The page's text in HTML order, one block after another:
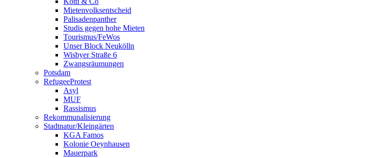
Mietenvolksentscheid
Palisadenpanther
Studis gegen hohe Mieten
Tourismus/FeWos
Unser Block Neukölln
Wisbyer Straße 6
Zwangsräumungen
Potsdam
RefugeeProtest
Asyl
MUF
Rassismus
Rekommunalisierung
Stadtnatur/Kleingärten
KGA Famos
Kolonie Oeynhausen
Mauerpark